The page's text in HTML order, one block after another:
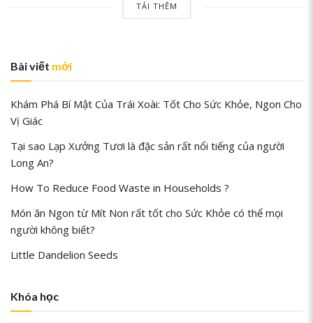
TẢI THÊM
Bài viết mới
Khám Phá Bí Mật Của Trái Xoài: Tốt Cho Sức Khỏe, Ngon Cho
Vị Giác
Tại sao Lạp Xưởng Tươi là đặc sản rất nổi tiếng của người
Long An?
How To Reduce Food Waste in Households ?
Món ăn Ngon từ Mít Non rất tốt cho Sức Khỏe có thể mọi
người không biết?
Little Dandelion Seeds
Khóa học